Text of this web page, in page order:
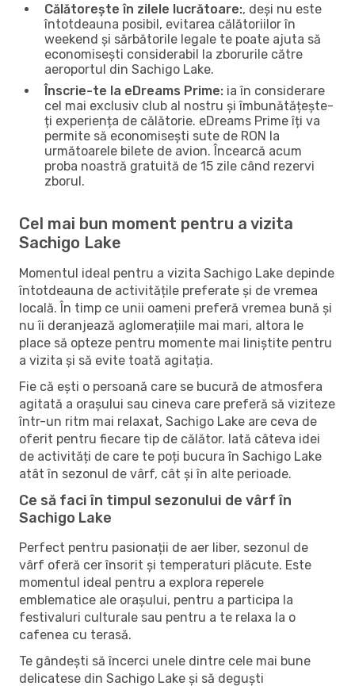
Călătorește în zilele lucrătoare:, deși nu este
întotdeauna posibil, evitarea călătoriilor în
weekend și sărbătorile legale te poate ajuta să
economisești considerabil la zborurile către
aeroportul din Sachigo Lake.
Înscrie-te la eDreams Prime: ia în considerare
cel mai exclusiv club al nostru și îmbunătățește-
ți experiența de călătorie. eDreams Prime îți va
permite să economisești sute de RON la
următoarele bilete de avion. Încearcă acum
proba noastră gratuită de 15 zile când rezervi
zborul.
Cel mai bun moment pentru a vizita
Sachigo Lake
Momentul ideal pentru a vizita Sachigo Lake depinde
întotdeauna de activitățile preferate și de vremea
locală. În timp ce unii oameni preferă vremea bună și
nu îi deranjează aglomerațiile mai mari, altora le
place să opteze pentru momente mai liniștite pentru
a vizita și să evite toată agitația.
Fie că ești o persoană care se bucură de atmosfera
agitată a orașului sau cineva care preferă să viziteze
într-un ritm mai relaxat, Sachigo Lake are ceva de
oferit pentru fiecare tip de călător. Iată câteva idei
de activități de care te poți bucura în Sachigo Lake
atât în ​​sezonul de vârf, cât și în alte perioade.
Ce să faci în timpul sezonului de vârf în
Sachigo Lake
Perfect pentru pasionații de aer liber, sezonul de
vârf oferă cer însorit și temperaturi plăcute. Este
momentul ideal pentru a explora reperele
emblematice ale orașului, pentru a participa la
festivaluri culturale sau pentru a te relaxa la o
cafenea cu terasă.
Te gândești să încerci unele dintre cele mai bune
delicatese din Sachigo Lake și să deguști